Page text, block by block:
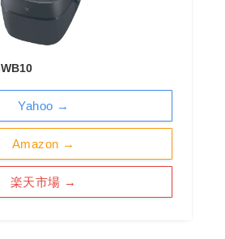
Amazon →
楽天市場 →
Yahoo →